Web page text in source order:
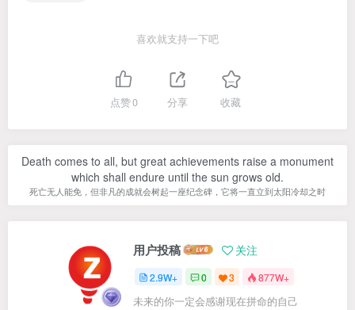
喜欢就支持一下吧
点赞0 分享 收藏
Death comes to all, but great achievements raise a monument
which shall endure until the sun grows old.
死亡无人能免，但非凡的成就会树起一座纪念碑，它将一直立到太阳冷却之时
用户投稿 关注
2.9W+ 0 3 877W+
未来的你一定会感谢现在拼命的自己